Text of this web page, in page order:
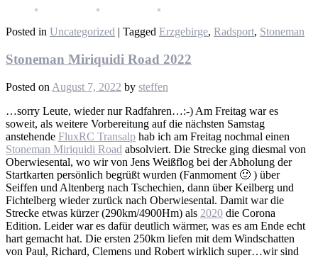
Posted in Uncategorized | Tagged Erzgebirge, Radsport, Stoneman
Stoneman Miriquidi Road 2022
Posted on August 7, 2022 by steffen
…sorry Leute, wieder nur Radfahren…:-) Am Freitag war es
soweit, als weitere Vorbereitung auf die nächsten Samstag
anstehende FluxRC Transalp hab ich am Freitag nochmal einen
Stoneman Miriquidi Road absolviert. Die Strecke ging diesmal von
Oberwiesental, wo wir von Jens Weißflog bei der Abholung der
Startkarten persönlich begrüßt wurden (Fanmoment 🙂 ) über
Seiffen und Altenberg nach Tschechien, dann über Keilberg und
Fichtelberg wieder zurück nach Oberwiesental. Damit war die
Strecke etwas kürzer (290km/4900Hm) als 2020 die Corona
Edition. Leider war es dafür deutlich wärmer, was es am Ende echt
hart gemacht hat. Die ersten 250km liefen mit dem Windschatten
von Paul, Richard, Clemens und Robert wirklich super…wir sind